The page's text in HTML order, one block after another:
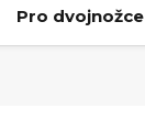
Pro dvojnožce